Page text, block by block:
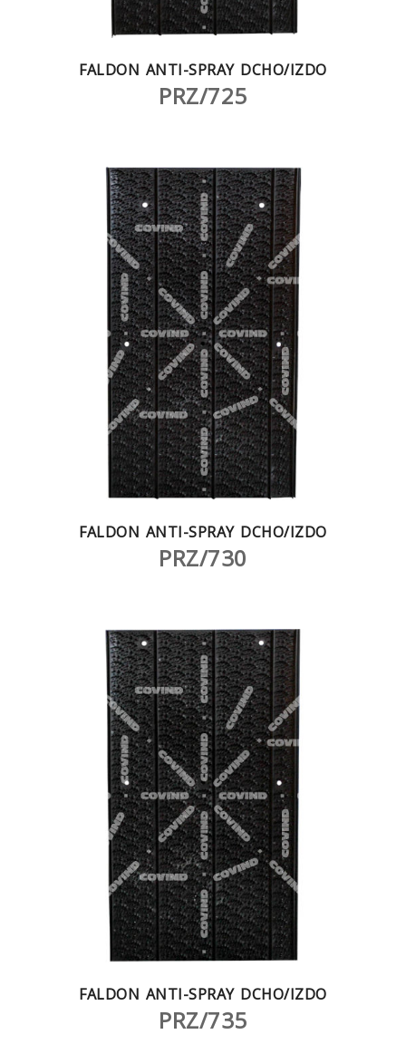
FALDON ANTI-SPRAY DCHO/IZDO
PRZ/725
FALDON ANTI-SPRAY DCHO/IZDO
PRZ/730
FALDON ANTI-SPRAY DCHO/IZDO
PRZ/735